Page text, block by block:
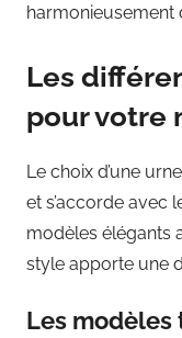
harmonieusement
Les
pour votre
Le choix d’une
et s’accorde avec
modèles élégants
style apporte une
Les